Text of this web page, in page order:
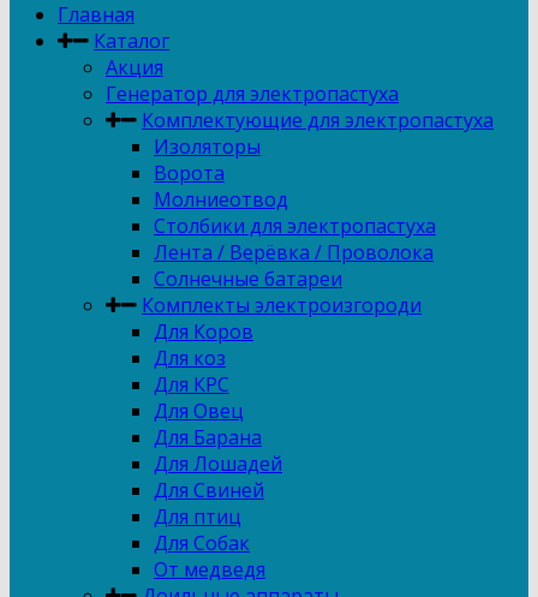
Главная
Каталог
Акция
Генератор для электропастуха
Комплектующие для электропастуха
Изоляторы
Ворота
Молниеотвод
Столбики для электропастуха
Лента / Верёвка / Проволока
Солнечные батареи
Комплекты электроизгороди
Для Коров
Для коз
Для КРС
Для Овец
Для Барана
Для Лошадей
Для Свиней
Для птиц
Для Собак
От медведя